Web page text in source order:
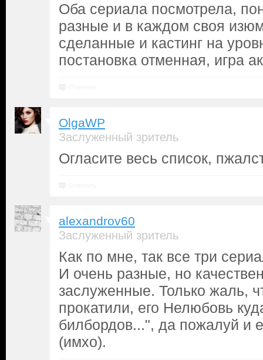
Оба сериала посмотрела,
разные и в каждом своя
сделанные и кастинг на
постановка отменная, игра
OlgaWP
Заслуженный зритель
Огласите весь список,
alexandrov60
Заслуженный зритель
Как по мне, так все три
И очень разные, но
заслуженные. Только жаль,
прокатили, его Нелюбовь
билбордов...", да пожалуй и
(имхо).